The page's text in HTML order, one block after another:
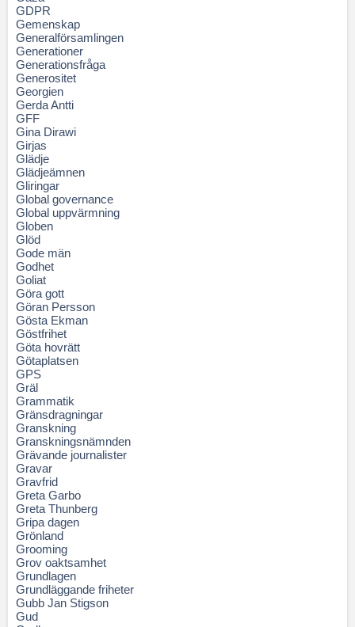
GDPR
Gemenskap
Generalförsamlingen
Generationer
Generationsfråga
Generositet
Georgien
Gerda Antti
GFF
Gina Dirawi
Girjas
Glädje
Glädjeämnen
Gliringar
Global governance
Global uppvärmning
Globen
Glöd
Gode män
Godhet
Goliat
Göra gott
Göran Persson
Gösta Ekman
Göstfrihet
Göta hovrätt
Götaplatsen
GPS
Gräl
Grammatik
Gränsdragningar
Granskning
Granskningsnämnden
Grävande journalister
Gravar
Gravfrid
Greta Garbo
Greta Thunberg
Gripa dagen
Grönland
Grooming
Grov oaktsamhet
Grundlagen
Grundläggande friheter
Gubb Jan Stigson
Gud